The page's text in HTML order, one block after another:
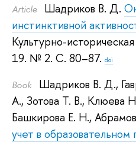
Article Шадриков В. Д.
инстинктивной
Культурно-
19. № 2. С. 80–87. doi
Book Шадриков В. Д.,
А., Зотова Т. В., Клюева
Башкирова Е. Н.,
учет в образовательном